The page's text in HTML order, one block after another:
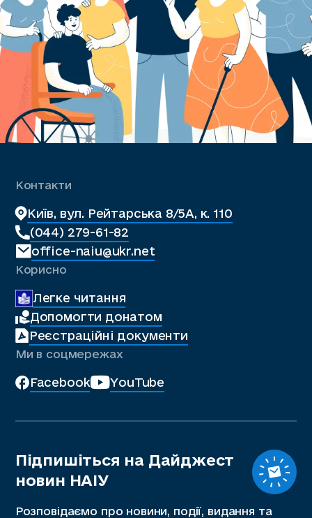
Контакти
Київ, вул. Рейтарська 8/5А, к. 110
(044) 279-61-82
office-naiu@ukr.net
Корисно
Легке читання
Допомогти донатом
Реєстраційні документи
Ми в соцмережах
Facebook YouTube
Підпишіться на Дайджест
новин НАІУ
Розповідаємо про новини, події, видання та